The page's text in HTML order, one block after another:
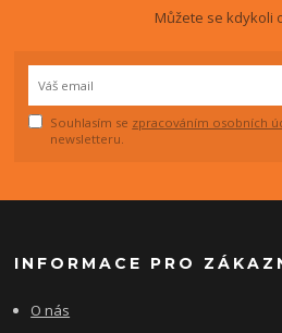
Můžete se kdykoli
Souhlasím se zpracováním osobních
newsletteru.
INFORMACE PRO
O nás